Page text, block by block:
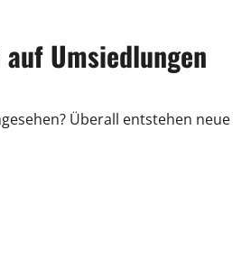
Umsiedlungen
Überall entstehen neue